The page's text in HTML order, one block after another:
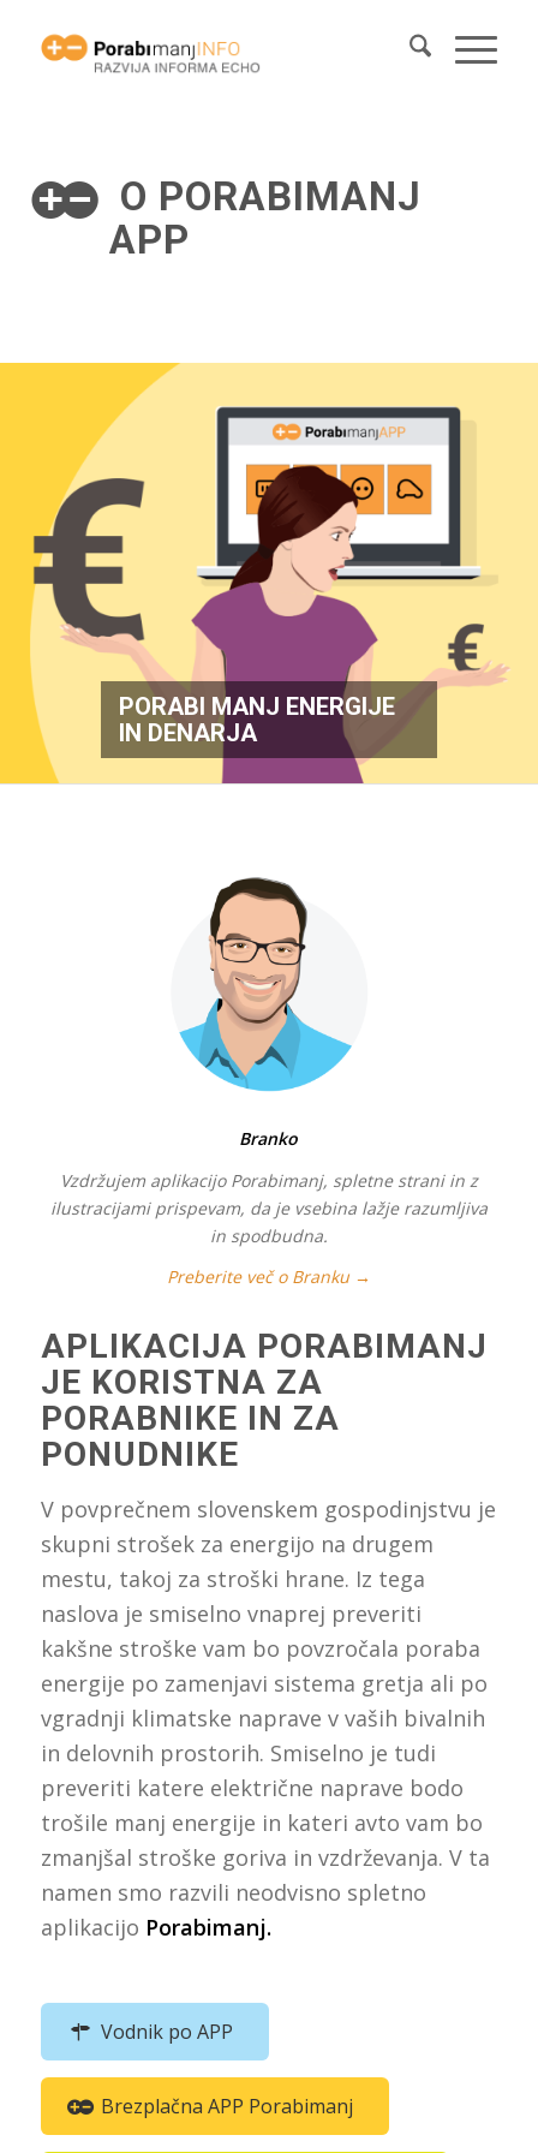
O PORABIMANJ
APP
PORABI MANJ ENERGIJE
IN DENARJA
Branko
Vzdržujem aplikacijo Porabimanj, spletne strani in z
ilustracijami prispevam, da je vsebina lažje razumljiva
in spodbudna.
Preberite več o Branku →
APLIKACIJA PORABIMANJ
JE KORISTNA ZA
PORABNIKE IN ZA
PONUDNIKE
V povprečnem slovenskem gospodinjstvu je
skupni strošek za energijo na drugem
mestu, takoj za stroški hrane. Iz tega
naslova je smiselno vnaprej preveriti
kakšne stroške vam bo povzročala poraba
energije po zamenjavi sistema gretja ali po
vgradnji klimatske naprave v vaših bivalnih
in delovnih prostorih. Smiselno je tudi
preveriti katere električne naprave bodo
trošile manj energije in kateri avto vam bo
zmanjšal stroške goriva in vzdrževanja. V ta
namen smo razvili neodvisno spletno
aplikacijo Porabimanj.
Vodnik po APP
Brezplačna APP Porabimanj